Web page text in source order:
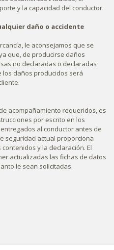
y la capacidad del conductor.
daño o accidente
le aconsejamos que se
que, de producirse daños
no declaradas o declaradas
daños producidos será
acompañamiento requeridos, es
por escrito en los
al conductor antes de
seguridad actual proporciona
y la declaración. El
actualizadas las fichas de datos
le sean solicitadas.